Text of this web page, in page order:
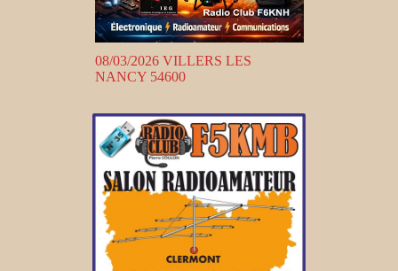
08/03/2026 VILLERS LES
NANCY 54600